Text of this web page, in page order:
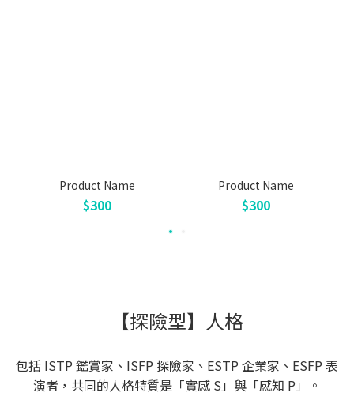
Product Name
$300
Product Name
$300
【探險型】人格
包括 ISTP 鑑賞家、ISFP 探險家、ESTP 企業家、ESFP 表
演者，共同的人格特質是「實感 S」與「感知 P」。